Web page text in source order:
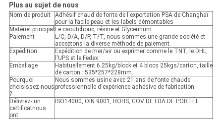
Plus au sujet de nous
Nom de produit
Adhésif chaud de fonte de l'exportation PSA de Changhaï
pour la facile-peau et les labels démontables
Matériel principal Le caoutchouc, résine et Glycerinum.
Paiement
L/C, D/A, D/P, T/T, nous sommes une grande société et
acceptons la diverse méthode de paiement.
Expédition
Expédition de mer/air ou exprimer comme le TNT, le DHL,
l'UPS et le Fedex.
Emballage
Habituellement 6.25kg/block et 4 blocs 25kgs/carton, taille
de carton : 535*257*228mm.
Pourquoi
choisissez-nous
?
Nous sommes usine avec 21 ans de fonte chaude
professionnelle d'expérience adhésive de fabrication.
Délivrez- un
certificatnous
ont
ISO14000, OIN 9001, ROHS, COV DE FDA DE PORTÉE.